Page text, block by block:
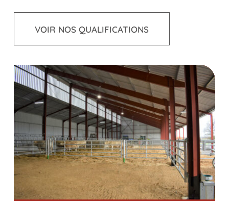
VOIR NOS QUALIFICATIONS